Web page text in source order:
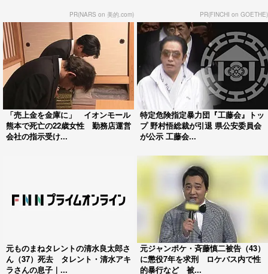
PR(NARS on 美的.com) PR(FINCHI on GOETHE)
「売上金を金庫に」 イオンモール
熊本で死亡の22歳女性 勤務店運営
会社の指示受け...
特定危険指定暴力団『工藤会』トッ
プ 野村悟総裁が引退 県公安委員会
が公示 工藤会...
元ものまねタレントの清水良太郎さ
ん（37）死去 タレント・清水アキ
ラさんの息子｜...
元ジャンポケ・斉藤慎二被告（43）
に懲役7年を求刑 ロケバス内で性
的暴行など 被...